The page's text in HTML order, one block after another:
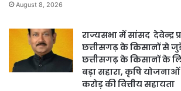
August 8, 2026
राज्यसभा में सांसद देवेन्द्र
छत्तीसगढ़ के किसानों से
छत्तीसगढ़ के किसानों के
बड़ा सहारा, कृषि
करोड़ की वित्तीय सहायता